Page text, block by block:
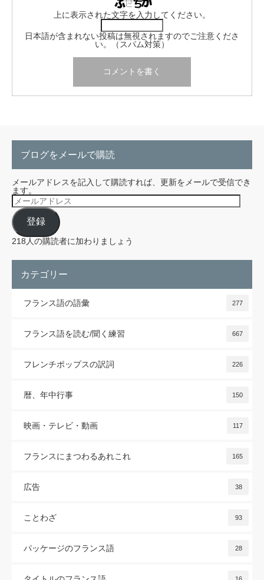
上に表示された文字を入力してください。
日本語が含まれない投稿は無視されますのでご注意くださ
い。（スパム対策）
ブログをメールで購読
メールアドレスを記入して購読すれば、更新をメールで受信でき
ます。
メ
ー
ル
ア
ド
レ
登録
218人の購読者に加わりましょう
カテゴリー
フランス語の語彙 277
フランス語を読む/聞く練習 667
フレンチポップスの訳詞 226
暦、年中行事 150
映画・テレビ・動画 117
フランスにまつわるあれこれ 165
広告 38
ことわざ 93
パッケージのフランス語 28